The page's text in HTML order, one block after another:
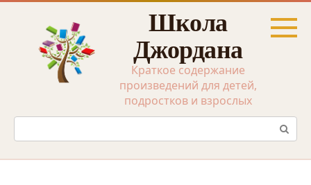
Перейти
Школа
Джордана
Краткое содержание
произведений для детей,
подростков и взрослых
Поиск: